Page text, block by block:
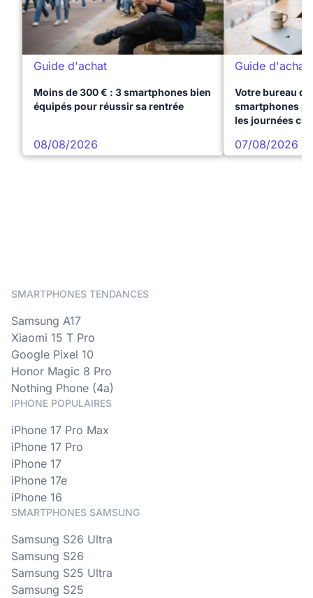
Guide d'achat
Moins de 300 € : 3 smartphones bien
équipés pour réussir sa rentrée
08/08/2026
Guide d'achat
Votre bureau
smartphones
les journées
07/08/2026
SMARTPHONES TENDANCES
Samsung A17
Xiaomi 15 T Pro
Google Pixel 10
Honor Magic 8 Pro
Nothing Phone (4a)
IPHONE POPULAIRES
iPhone 17 Pro Max
iPhone 17 Pro
iPhone 17
iPhone 17e
iPhone 16
SMARTPHONES SAMSUNG
Samsung S26 Ultra
Samsung S26
Samsung S25 Ultra
Samsung S25